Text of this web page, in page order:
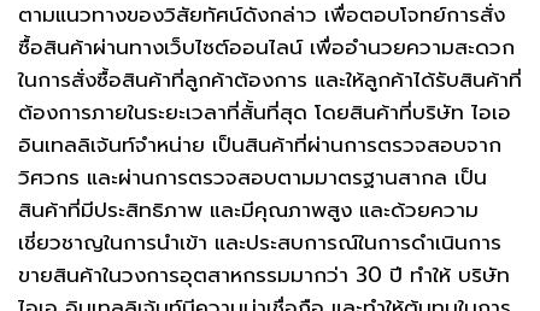
ตามแนวทางของวิสัยทัศน์ดังกล่าว เพื่อตอบโจทย์การสั่ง
ซื้อสินค้าผ่านทางเว็บไซต์ออนไลน์ เพื่ออำนวยความสะดวก
ในการสั่งซื้อสินค้าที่ลูกค้าต้องการ และให้ลูกค้าได้รับสินค้าที่
ต้องการภายในระยะเวลาที่สั้นที่สุด โดยสินค้าที่บริษัท ไอเอ
อินเทลลิเจ้นท์จำหน่าย เป็นสินค้าที่ผ่านการตรวจสอบจาก
วิศวกร และผ่านการตรวจสอบตามมาตรฐานสากล เป็น
สินค้าที่มีประสิทธิภาพ และมีคุณภาพสูง และด้วยความ
เชี่ยวชาญในการนำเข้า และประสบการณ์ในการดำเนินการ
ขายสินค้าในวงการอุตสาหกรรมมากว่า 30 ปี ทำให้ บริษัท